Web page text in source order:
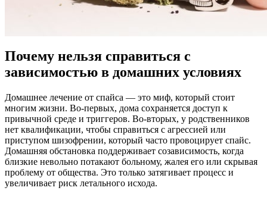
Почему нельзя справиться с
зависимостью в домашних условиях
Домашнее лечение от спайса — это миф, который стоит
многим жизни. Во-первых, дома сохраняется доступ к
привычной среде и триггеров. Во-вторых, у родственников
нет квалификации, чтобы справиться с агрессией или
приступом шизофрении, который часто провоцирует спайс.
Домашняя обстановка поддерживает созависимость, когда
близкие невольно потакают больному, жалея его или скрывая
проблему от общества. Это только затягивает процесс и
увеличивает риск летального исхода.